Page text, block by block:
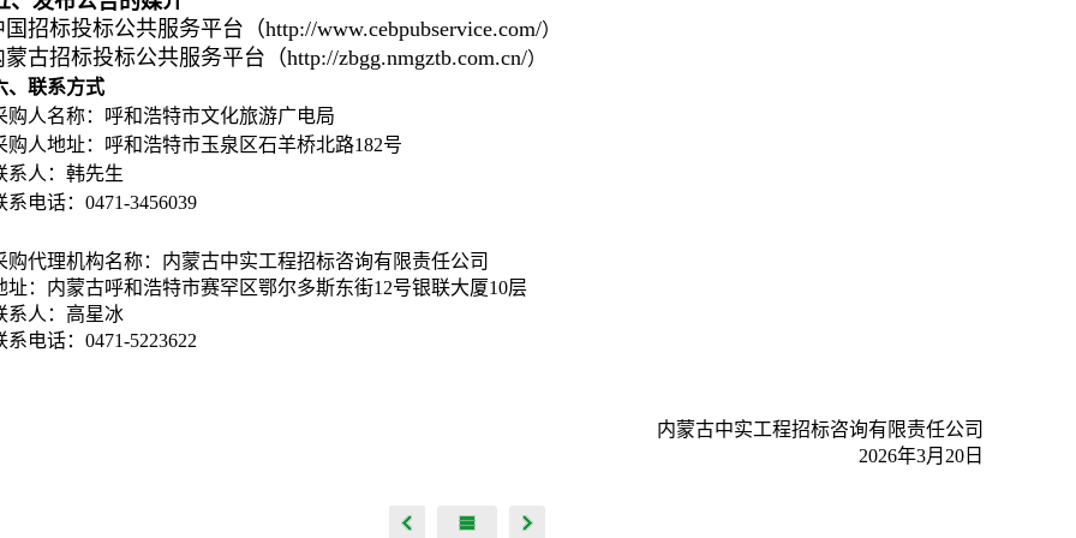
国招标投标公共服务平台（http://www.cebpubservice.com/）
蒙古招标投标公共服务平台（http://zbgg.nmgztb.com.cn/）
、联系方式
购人名称：呼和浩特市文化旅游广电局
购人地址：呼和浩特市玉泉区石羊桥北路182号
系人：韩先生
系电话：0471-3456039
购代理机构名称：内蒙古中实工程招标咨询有限责任公司
址：内蒙古呼和浩特市赛罕区鄂尔多斯东街12号银联大厦10层
系人：高星冰
系电话：0471-5223622
内蒙古中实工程招标咨询有限责任公司
2026年3月20日